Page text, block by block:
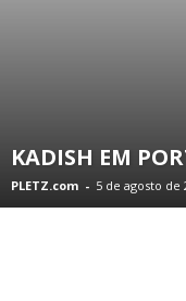
KADISH EM
PLETZ.com - 5 de agosto de